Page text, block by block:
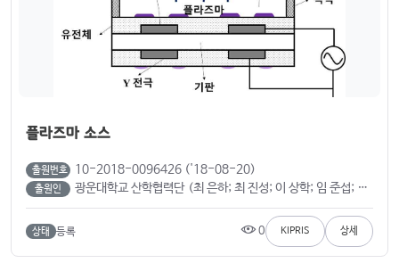
플라즈마 소스
출원번호 10-2018-0096426 ('18-08-20)
출원인 광운대학교 산학협력단 (최 은하; 최 진성; 이 상학; 임 준섭; 기 세훈)
상태 등록 0 KIPRIS 상세